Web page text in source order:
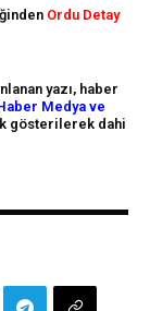
Ordu Detay
yazı, haber
Medya ve
gösterilerek dahi